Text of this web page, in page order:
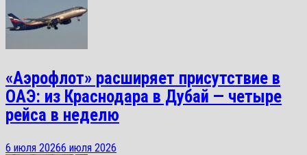
«Аэрофлот» расширяет присутствие в
ОАЭ: из Краснодара в Дубай — четыре
рейса в неделю
6 июля 20266 июля 2026